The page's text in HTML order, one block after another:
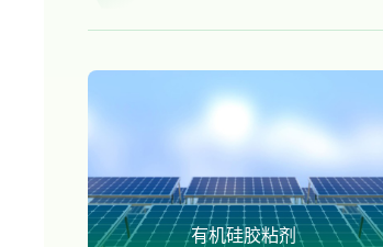
有机硅胶粘剂